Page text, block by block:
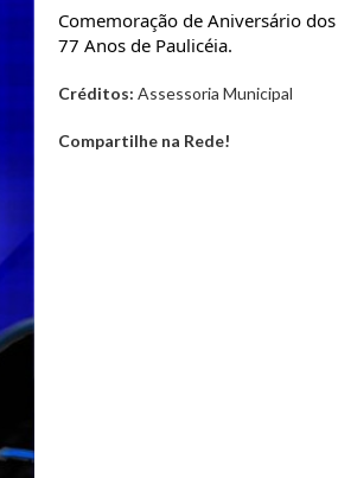
Comemoração de Aniversário dos
77 Anos de Paulicéia.
Créditos: Assessoria Municipal
Compartilhe na Rede!